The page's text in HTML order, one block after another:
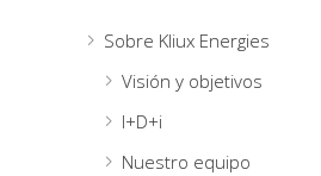
Sobre Kliux Energies
Visión y objetivos
I+D+i
Nuestro equipo